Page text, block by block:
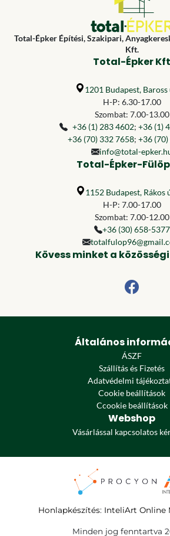
Total-Épker Építési, Szakipari,
Kft.
Total-Épker Kft
1201 Budapest, Baross
H-P: 6.30-17.00
Szombat: 7.00-13.00
+36 (1) 283 4602; +36 (1)
+36 (70) 332 7658; +36
info@total-
Total-Épker-
1152 Budapest, Rákos
H-P: 7.00-17.00
Szombat: 7.00-12.00
+36 (30) 658-5377
Kövess minket a
Általános
ÁSZF
Szállítás és Fizetés
Adatvédelmi
Cookie beállítások
Ccookie beállítások
Webshop
Vásárlással kapcsolatos
Honlapkészítés: InteliArt Online
Minden jog fenntartva